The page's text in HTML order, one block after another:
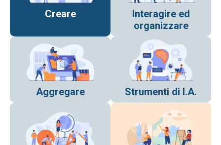
Creare
Interagire ed
organizzare
Aggregare Strumenti di I.A.